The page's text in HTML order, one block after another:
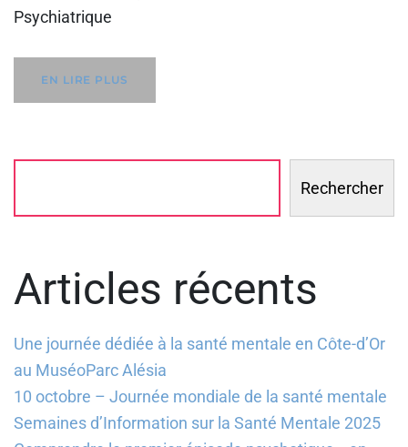
Psychiatrique
EN LIRE PLUS
Rechercher
Articles récents
Une journée dédiée à la santé mentale en Côte-d’Or
au MuséoParc Alésia
10 octobre – Journée mondiale de la santé mentale
Semaines d’Information sur la Santé Mentale 2025